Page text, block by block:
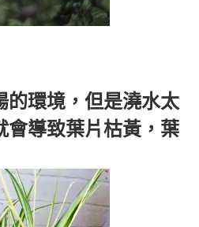
的環境，但是澆水太
會導致葉片枯黃，葉